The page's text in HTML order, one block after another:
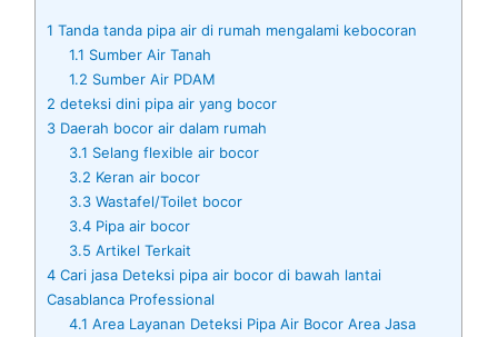
1 Tanda tanda pipa air di rumah mengalami kebocoran
1.1 Sumber Air Tanah
1.2 Sumber Air PDAM
2 deteksi dini pipa air yang bocor
3 Daerah bocor air dalam rumah
3.1 Selang flexible air bocor
3.2 Keran air bocor
3.3Wastafel/Toilet bocor
3.4Pipa air bocor
3.5 Artikel Terkait
4 Cari jasa Deteksi pipa air bocor di bawah lantai
Casablanca Professional
4.1 Area Layanan Deteksi Pipa Air Bocor Area Jasa